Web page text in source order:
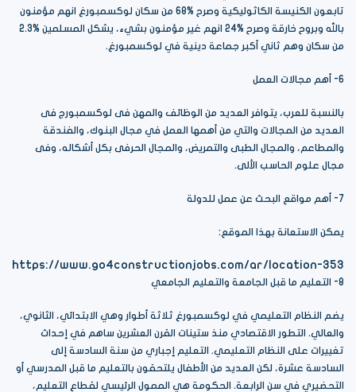
تابعون الكنيسة الكاثوليكية وصرح %68 من سكان لوكسمبورغ انهم مؤمنون
بالله وبروح خارقة وصرح %24 انهم غير مؤمنون بشيء، يشكل المسلمين %2.3
من سكان وهم ثاني أكبر جماعة دينية في لوكسمبورغ.
6- أهم مجالات العمل
بالنسبة للعرب، يتوافر العديد من الوظائف والمهن فى لوكسمبورج فى
العديد من المجالات والتي من أهمها العمل في مجال البنوك، والفندقة
والمطاعم، والمجال الطبى والتمريض، والمجال الحرفى بكل أشكاله، وفى
مجال علوم الحاسب الألى.
7- أهم مواقع البحث عن عمل للدولة
يمكن الاستعانة بهذا الموقع:
https://www.go4constructionjobs.com/ar/location-353
8- التعليم ما قبل الجامعة والتعليم الجامعي
يضم النظام التعليمي في لوكسمبورغ ثلاثة أطوار وهي الابتدائي، الثانوي،
والعالي. التطور الاقتصادي منذ ستينات القرن العشرين ساهم في إحداث
تغييرات على النظام التعليمي. التعليم إجباري من سنة السادسة إلى
السادسة عشرة، لكن العديد من الأطفال يلتحقون بالتعليم ما قبل المدرسي أو
التحضيري في سن الرابعة. الحكومة هي الممول الرئيسي لقطاع التعليم،